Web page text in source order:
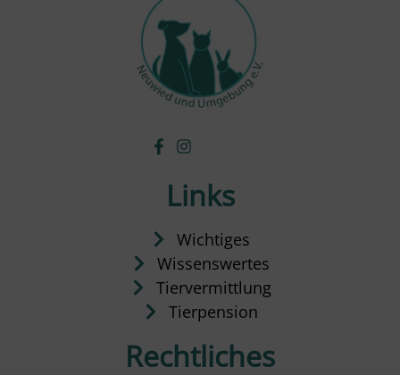
Links
Wichtiges
Wissenswertes
Tiervermittlung
Tierpension
Rechtliches